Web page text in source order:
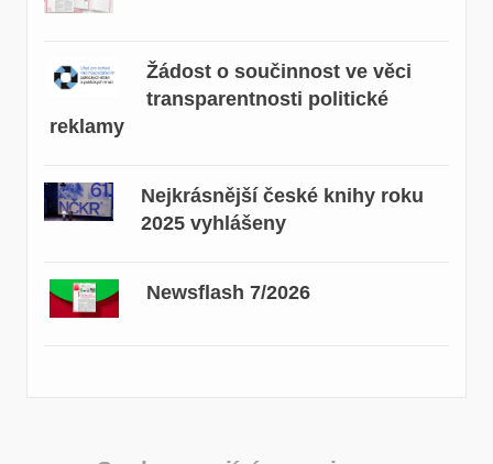
Žádost o součinnost ve věci
transparentnosti politické
reklamy
Nejkrásnější české knihy roku
2025 vyhlášeny
Newsflash 7/2026